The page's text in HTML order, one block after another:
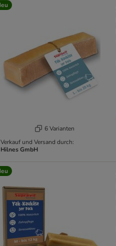
6 Varianten
Verkauf und Versand durch:
Hilnes GmbH